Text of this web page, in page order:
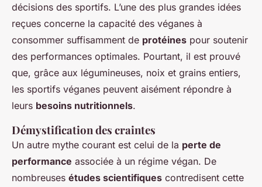
décisions des sportifs. L’une des plus grandes idées
reçues concerne la capacité des véganes à
consommer suffisamment de protéines pour soutenir
des performances optimales. Pourtant, il est prouvé
que, grâce aux légumineuses, noix et grains entiers,
les sportifs véganes peuvent aisément répondre à
leurs besoins nutritionnels.
Démystification des craintes
Un autre mythe courant est celui de la perte de
performance associée à un régime végan. De
nombreuses études scientifiques contredisent cette